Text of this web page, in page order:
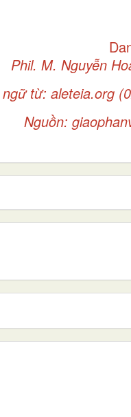
Phil. M. Nguyễn
từ: aleteia.org
Nguồn: